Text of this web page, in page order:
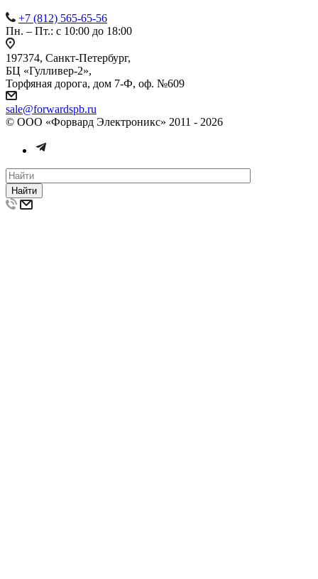
+7 (812) 565-65-56
Пн. – Пт.: с 10:00 до 18:00
197374, Санкт-Петербург,
БЦ «Гулливер-2»,
Торфяная дорога, дом 7-Ф, оф. №609
sale@forwardspb.ru
© ООО «Форвард Электроникс» 2011 - 2026
Найти